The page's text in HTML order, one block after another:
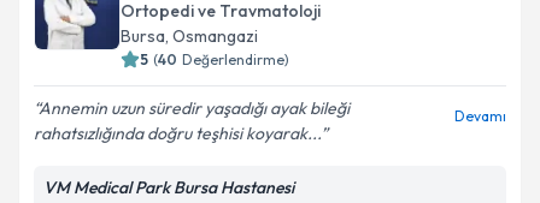
Ortopedi ve Travmatoloji
Bursa, Osmangazi
5 (40 Değerlendirme)
Annemin uzun süredir yaşadığı ayak bileği
rahatsızlığında doğru teşhisi koyarak...
Devamı
VM Medical Park Bursa Hastanesi